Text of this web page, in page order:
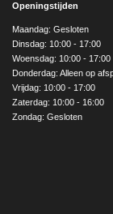
b
o
k
a
g
r
a
m
e
Openingstijden
Maandag: Gesloten
Dinsdag: 10:00 - 17:00
Woensdag: 10:00 - 17:00
Donderdag: Alleen op
Vrijdag: 10:00 - 17:00
Zaterdag: 10:00 - 16:00
Zondag: Gesloten